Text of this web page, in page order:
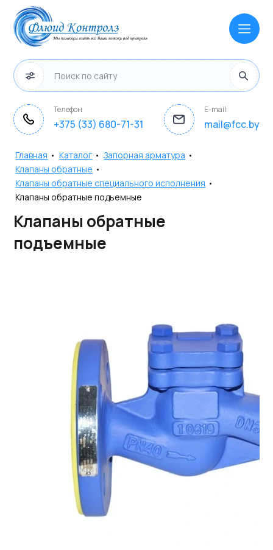
Телефон
+375 (33) 680-71-31
E-mail:
mail@fcc.by
Главная • Каталог • Запорная арматура •
Клапаны обратные •
Клапаны обратные специального исполнения •
Клапаны обратные подъемные
Клапаны обратные
подъемные